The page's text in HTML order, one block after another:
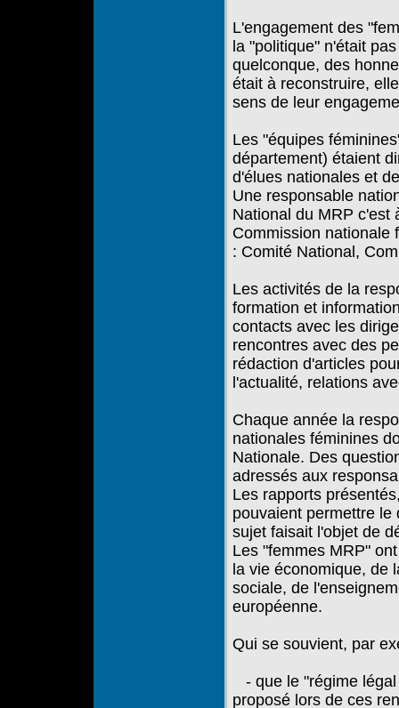
L'engagement des
la "politique" n'était
quelconque, des
était à reconstruire,
sens de leur
Les "équipes
département) étaient
d'élues nationales et
Une responsable
National du MRP c'est
Commission nationale
: Comité National,
Les activités de la
formation et
contacts avec les
rencontres avec des
rédaction d'articles
l'actualité, relations
Chaque année la
nationales féminines
Nationale. Des
adressés aux
Les rapports
pouvaient permettre le
sujet faisait l'objet de
Les "femmes MRP"
la vie économique, de
sociale, de
européenne.
Qui se souvient, par
- que le "régime
proposé lors de ces